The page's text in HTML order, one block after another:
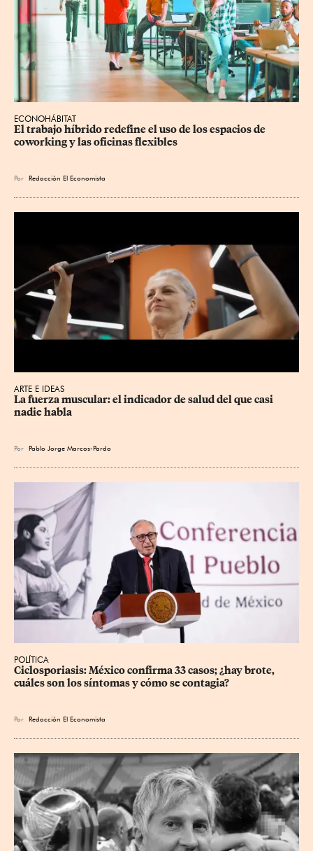
ECONOHÁBITAT
El trabajo híbrido redefine el uso de los espacios de
coworking y las oficinas flexibles
Por Redacción El Economista
ARTE E IDEAS
La fuerza muscular: el indicador de salud del que casi
nadie habla
Por Pablo Jorge Marcos-Pardo
POLÍTICA
Ciclosporiasis: México confirma 33 casos; ¿hay brote,
cuáles son los síntomas y cómo se contagia?
Por Redacción El Economista